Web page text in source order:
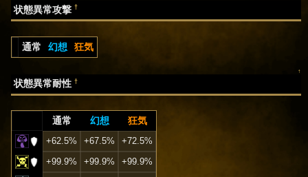
状態異常攻撃†
通常 幻想 狂気
↑
状態異常耐性†
通常 幻想 狂気
+62.5% +67.5%
+72.5%
+99.9%
+99.9% +99.9%